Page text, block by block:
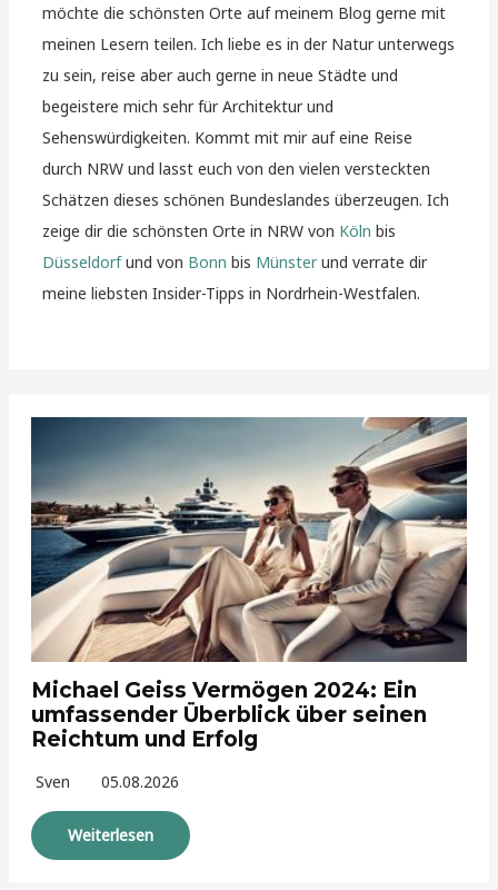
möchte die schönsten Orte auf meinem Blog gerne mit
meinen Lesern teilen. Ich liebe es in der Natur unterwegs
zu sein, reise aber auch gerne in neue Städte und
begeistere mich sehr für Architektur und
Sehenswürdigkeiten. Kommt mit mir auf eine Reise
durch NRW und lasst euch von den vielen versteckten
Schätzen dieses schönen Bundeslandes überzeugen. Ich
zeige dir die schönsten Orte in NRW von Köln bis
Düsseldorfund von Bonn bis Münsterund verrate dir
meine liebsten Insider-Tipps in Nordrhein-Westfalen.
Michael Geiss Vermögen 2024: Ein
umfassender Überblick über seinen
Reichtum und Erfolg
Sven 05.08.2026
Weiterlesen